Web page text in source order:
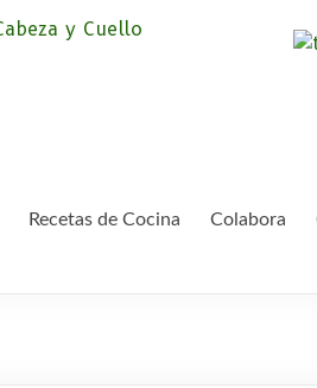
Somos la
asociación sin
Recetas de Cocina Colabora